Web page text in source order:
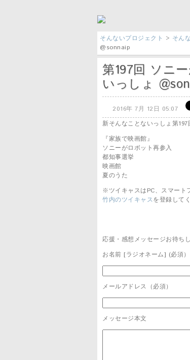
そんないプロジェクト > そん
@sonnaip
第197回 ソニ
いっしょ
2016年 7月 12日 05:07
新そんなことないっしょ第197
『家族で映画館』
ソニーがロボット再参入
都知事選挙
映画館
夏のうた
※ツイキャスはPC、スマート
竹内のツイキャスを登録して
応援・感想メッセージお待ち
お名前 [ラジオネーム] (必須）
メールアドレス（必須）
メッセージ本文